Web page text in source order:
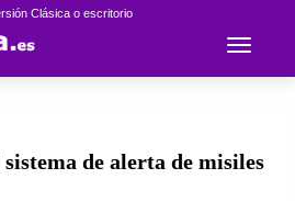
Clásica o escritorio
Toggle
de alerta de misiles